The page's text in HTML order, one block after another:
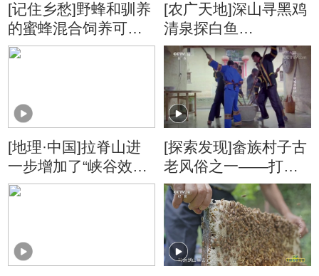
[记住乡愁]野蜂和驯养
的蜜蜂混合饲养可以
改良蜜蜂的种群基因
[农广天地]深山寻黑鸡
清泉探白鱼
20190621
[地理·中国]拉脊山进
一步增加了“峡谷效
应”的存在
[探索发现]畲族村子古
老风俗之一——打糍
粑